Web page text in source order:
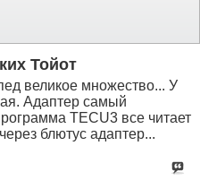
Тойот
великое множество... У
Адаптер самый
TECU3 все читает
блютус адаптер...